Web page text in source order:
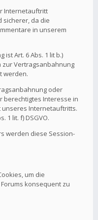
Internetauftritt
da die
in unserem
Art. 6 Abs. 1 lit b.)
zur Vertragsanbahnung
werden.
oder
berechtigtes Interesse in
unseres Internetauftritts.
1 lit. f) DSGVO.
werden diese Session-
um die
konsequent zu